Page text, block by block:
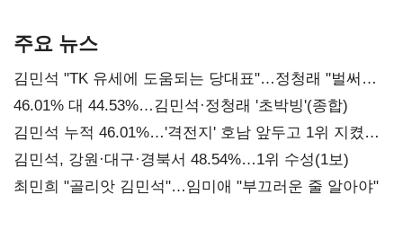
주요 뉴스
김민석 "TK 유세에 도움되는 당대표"…정청래 "벌써
대표된 양 당직 배분"
46.01% 대 44.53%…김민석·정청래 '초박빙'(종합)
김민석 누적 46.01%…'격전지' 호남 앞두고 1위 지켰다
(2보)
김민석, 강원·대구·경북서 48.54%…1위 수성(1보)
최민희 "골리앗 김민석"…임미애 "부끄러운 줄 알아야"